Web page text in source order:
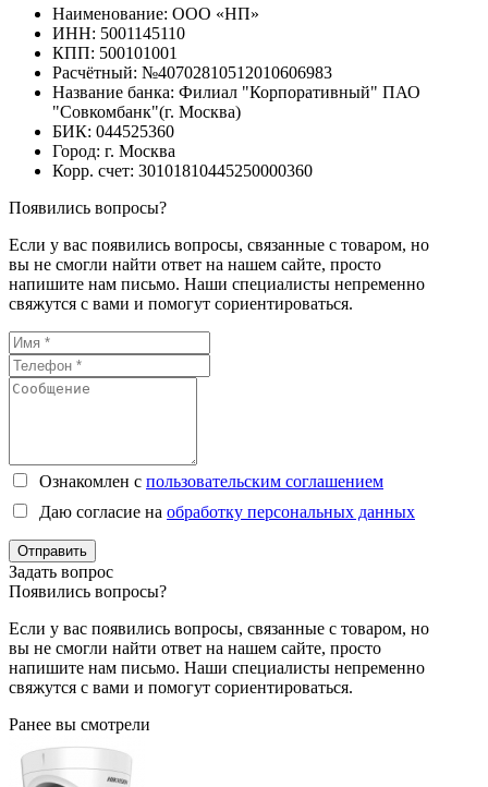
Наименование: ООО «НП»
ИНН: 5001145110
КПП: 500101001
Расчётный: №40702810512010606983
Название банка: Филиал "Корпоративный" ПАО
"Совкомбанк"(г. Москва)
БИК: 044525360
Город: г. Москва
Корр. счет: 30101810445250000360
Появились вопросы?
Если у вас появились вопросы, связанные с товаром, но
вы не смогли найти ответ на нашем сайте, просто
напишите нам письмо. Наши специалисты непременно
свяжутся с вами и помогут сориентироваться.
Ознакомлен с пользовательским соглашением
Даю согласие на обработку персональных данных
Отправить
Задать вопрос
Появились вопросы?
Если у вас появились вопросы, связанные с товаром, но
вы не смогли найти ответ на нашем сайте, просто
напишите нам письмо. Наши специалисты непременно
свяжутся с вами и помогут сориентироваться.
Ранее вы смотрели